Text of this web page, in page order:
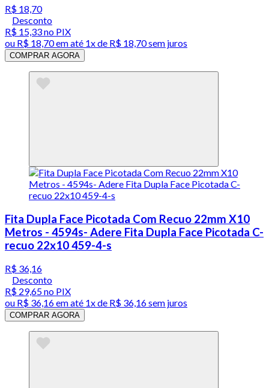
R$ 18,70
Desconto
R$ 15,33no PIX
ou R$ 18,70em até 1x de R$ 18,70sem juros
COMPRAR AGORA
Fita Dupla Face Picotada Com Recuo 22mm X10
Metros - 4594s- Adere Fita Dupla Face Picotada C-
recuo 22x10 459-4-s
R$ 36,16
Desconto
R$ 29,65no PIX
ou R$ 36,16em até 1x de R$ 36,16sem juros
COMPRAR AGORA